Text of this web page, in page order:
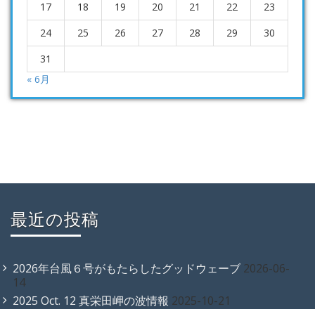
17
18 19 20 21 22
23
24
25 26 27 28 29
30
31
« 6月
最近の投稿
2026年台風６号がもたらしたグッドウェーブ 2026-06-
14
2025 Oct. 12 真栄田岬の波情報 2025-10-21